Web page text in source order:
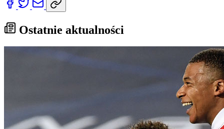
Ostatnie aktualności